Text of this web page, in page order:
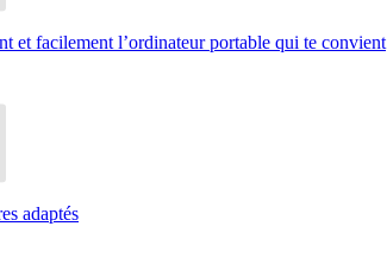
et facilement l’ordinateur portable qui te convient
adaptés